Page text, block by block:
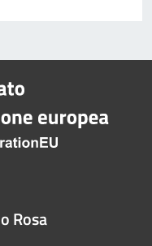
Rosa